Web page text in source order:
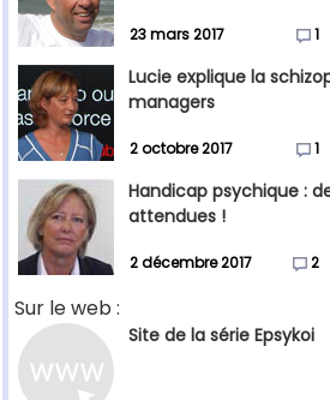
23 mars 2017 1
Lucie explique la
managers
2 octobre 2017 1
Handicap psychique :
attendues !
2 décembre 2017 2
Sur le web :
Site de la série Epsykoi